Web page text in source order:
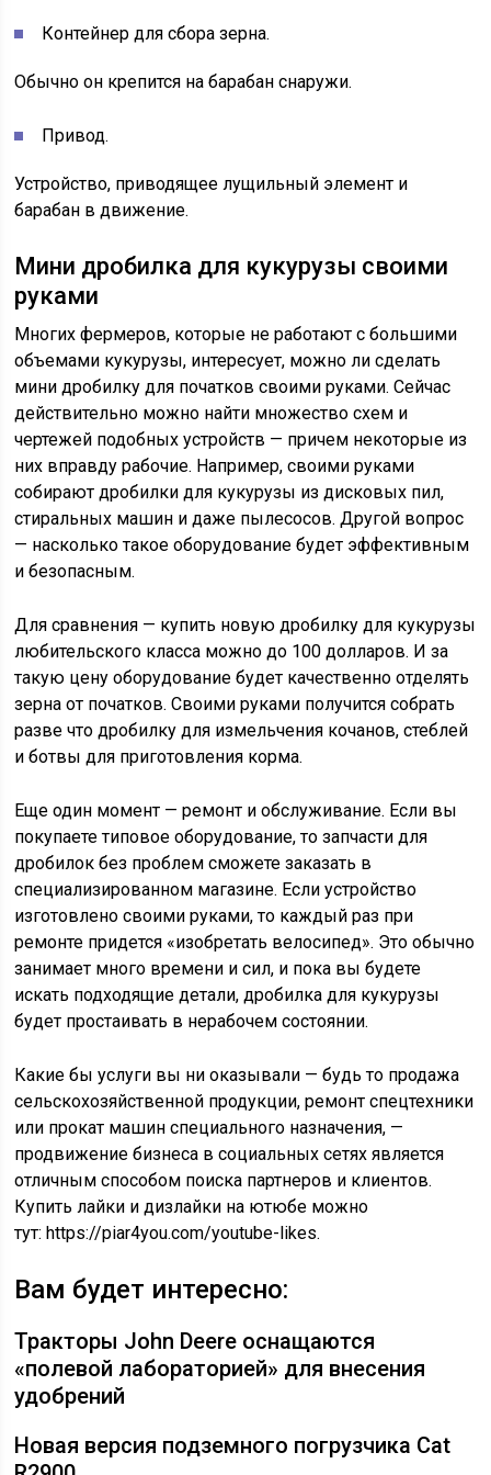
Контейнер для сбора зерна.
Обычно он крепится на барабан снаружи.
Привод.
Устройство, приводящее лущильный элемент и
барабан в движение.
Мини дробилка для кукурузы своими
руками
Многих фермеров, которые не работают с большими
объемами кукурузы, интересует, можно ли сделать
мини дробилку для початков своими руками. Сейчас
действительно можно найти множество схем и
чертежей подобных устройств — причем некоторые из
них вправду рабочие. Например, своими руками
собирают дробилки для кукурузы из дисковых пил,
стиральных машин и даже пылесосов. Другой вопрос
— насколько такое оборудование будет эффективным
и безопасным.
Для сравнения — купить новую дробилку для кукурузы
любительского класса можно до 100 долларов. И за
такую цену оборудование будет качественно отделять
зерна от початков. Своими руками получится собрать
разве что дробилку для измельчения кочанов, стеблей
и ботвы для приготовления корма.
Еще один момент — ремонт и обслуживание. Если вы
покупаете типовое оборудование, то запчасти для
дробилок без проблем сможете заказать в
специализированном магазине. Если устройство
изготовлено своими руками, то каждый раз при
ремонте придется «изобретать велосипед». Это обычно
занимает много времени и сил, и пока вы будете
искать подходящие детали, дробилка для кукурузы
будет простаивать в нерабочем состоянии.
Какие бы услуги вы ни оказывали — будь то продажа
сельскохозяйственной продукции, ремонт спецтехники
или прокат машин специального назначения, —
продвижение бизнеса в социальных сетях является
отличным способом поиска партнеров и клиентов.
Купить лайки и дизлайки на ютюбе можно
тут: https://piar4you.com/youtube-likes.
Вам будет интересно:
Тракторы John Deere оснащаются
«полевой лабораторией» для внесения
удобрений
Новая версия подземного погрузчика Cat